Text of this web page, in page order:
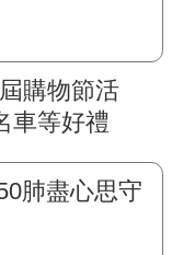
購物節活
車等好禮